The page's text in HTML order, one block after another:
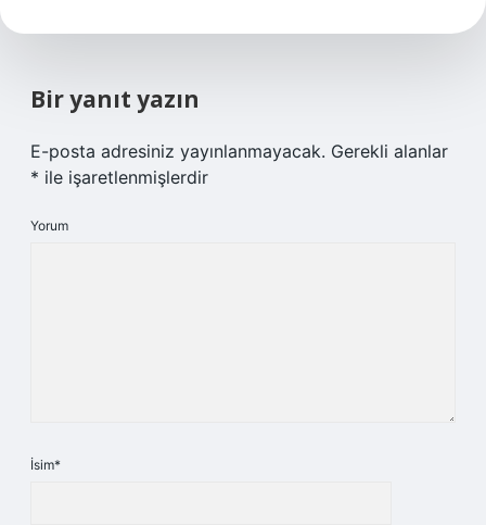
Bir yanıt yazın
E-posta adresiniz yayınlanmayacak. Gerekli alanlar
* ile işaretlenmişlerdir
Yorum
İsim*